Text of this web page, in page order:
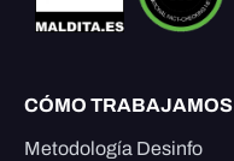
CÓMO TRABAJAMOS
Metodología Desinfo